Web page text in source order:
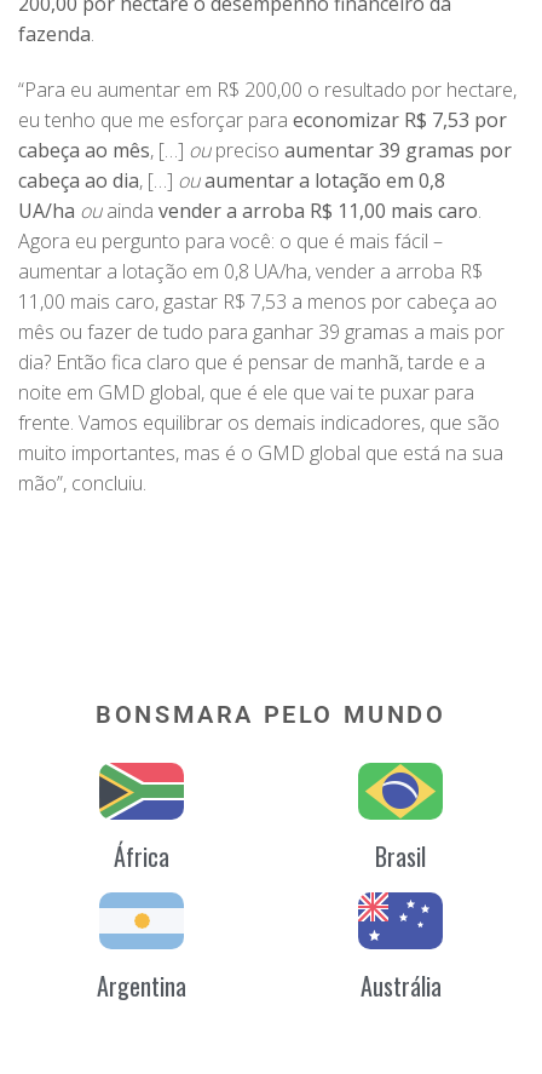
fazenda.
“Para eu aumentar em R$ 200,00 o resultado por hectare,
eu tenho que me esforçar para economizar R$ 7,53 por
cabeça ao mês, […] oupreciso aumentar 39 gramas por
cabeça ao dia, […] ouaumentar a lotação em 0,8
UA/ha ouainda vender a arroba R$ 11,00 mais caro.
Agora eu pergunto para você: o que é mais fácil –
aumentar a lotação em 0,8 UA/ha, vender a arroba R$
11,00 mais caro, gastar R$ 7,53 a menos por cabeça ao
mês ou fazer de tudo para ganhar 39 gramas a mais por
dia? Então fica claro que é pensar de manhã, tarde e a
noite em GMD global, que é ele que vai te puxar para
frente. Vamos equilibrar os demais indicadores, que são
muito importantes, mas é o GMD global que está na sua
mão”, concluiu.
BONSMARA PELO MUNDO
África Brasil
Argentina Austrália